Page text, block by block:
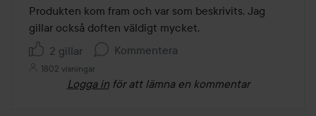
av
5
Produkten kom fram och var som beskrivits. Jag
gillar också doften väldigt mycket.
2 gillar
Kommentera
1802 visningar
Logga in för att lämna en kommentar